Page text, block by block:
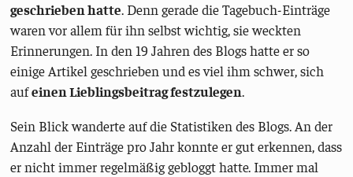
geschrieben hatte. Denn gerade die Tagebuch-Einträge
waren vor allem für ihn selbst wichtig, sie weckten
Erinnerungen. In den 19 Jahren des Blogs hatte er so
einige Artikel geschrieben und es viel ihm schwer, sich
aufeinen Lieblingsbeitrag festzulegen.
Sein Blick wanderte auf die Statistiken des Blogs. An der
Anzahl der Einträge pro Jahr konnte er gut erkennen, dass
er nicht immer regelmäßig gebloggt hatte. Immer mal